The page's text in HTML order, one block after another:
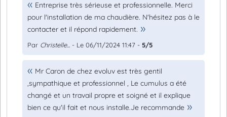
Entreprise très sérieuse et professionnelle. Merci
pour l'installation de ma chaudière. N'hésitez pas à le
contacter et il répond rapidement.
Par Christelle... - Le 06/11/2024 11:47 - 5/5
Mr Caron de chez evoluv est très gentil
,sympathique et professionnel , Le cumulus a été
changé et un travail propre et soigné et il explique
bien ce qu'il fait et nous installe.Je recommande